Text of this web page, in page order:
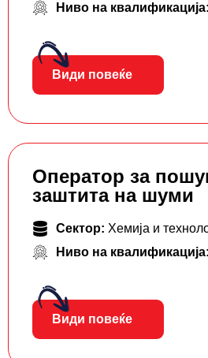
Ниво на квалификација:
Види повеќе
Оператор за
заштита на шуми
Сектор: Хемија и
Ниво на квалификација:
Види повеќе